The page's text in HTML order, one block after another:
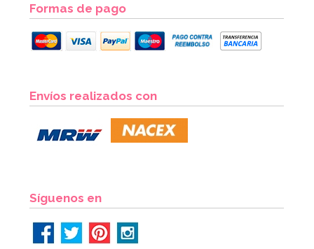
5,99€
Formas de pago
Envíos realizados con
Síguenos en